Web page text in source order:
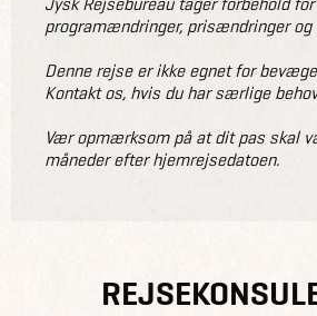
programændringer, prisændringer og
Denne rejse er ikke egnet for
Kontakt os, hvis du har særlige
Vær opmærksom på at dit pas skal
måneder efter hjemrejsedatoen.